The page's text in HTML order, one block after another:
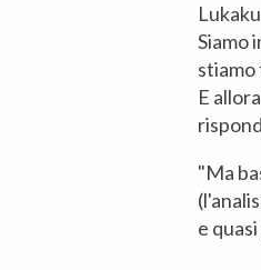
Siamo
stiamo
E
"Ma
e